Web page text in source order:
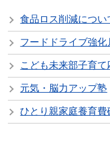
食品ロス削減につい
フードドライブ強化
こども未来部子育て
元気・脳力アップ塾
ひとり親家庭養育費